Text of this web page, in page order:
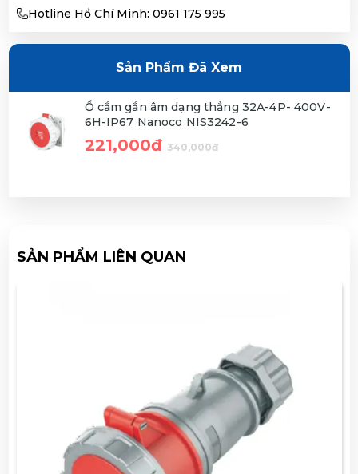
Hotline Hồ Chí Minh: 0961 175 995
Sản Phẩm Đã Xem
Ổ cắm gắn âm dạng thẳng 32A-4P- 400V-
6H-IP67 Nanoco NIS3242-6
221,000đ 340,000đ
SẢN PHẨM LIÊN QUAN